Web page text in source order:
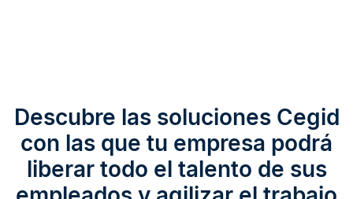
Descubre las soluciones Cegid
con las que tu empresa podrá
liberar todo el talento de sus